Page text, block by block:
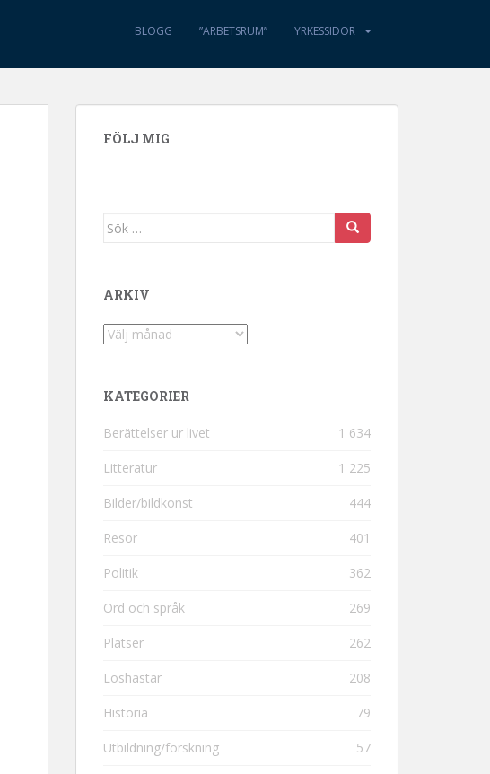
BLOGG ”ARBETSRUM” YRKESSIDOR
FÖLJ MIG
Sök efter:
ARKIV
Arkiv
KATEGORIER
Berättelser ur livet 1 634
Litteratur 1 225
Bilder/bildkonst 444
Resor 401
Politik 362
Ord och språk 269
Platser 262
Löshästar 208
Historia 79
Utbildning/forskning 57